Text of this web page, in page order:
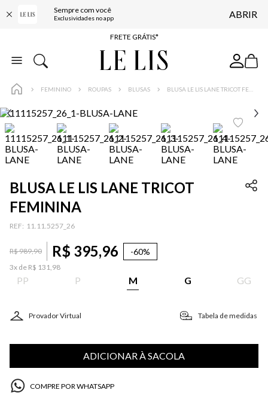
Sempre com você
Exclusividades no app ABRIR
ENTREGA EXPRESSA*
FRETE GRÁTIS*
BAIXE O APP
FEMININO ROUPAS BLUSAS
BLUSA LE LIS LANE TRICOT
FEMININA
: 11.11.5257_26
R$989,90 R$ 395,96 -60%
3x de R$ 131,98
PP P M G GG
Provador Virtual Tabela de medidas
ADICIONAR À SACOLA
COMPRE POR WHATSAPP